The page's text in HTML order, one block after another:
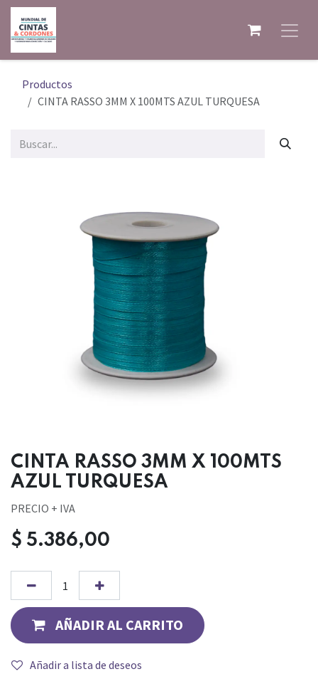
Ir al contenido
Productos
CINTA RASSO 3MM X 100MTS AZUL TURQUESA
CINTA RASSO 3MM X 100MTS
AZUL TURQUESA
PRECIO + IVA
$ 5.386,00
AÑADIR AL CARRITO
Añadir a lista de deseos